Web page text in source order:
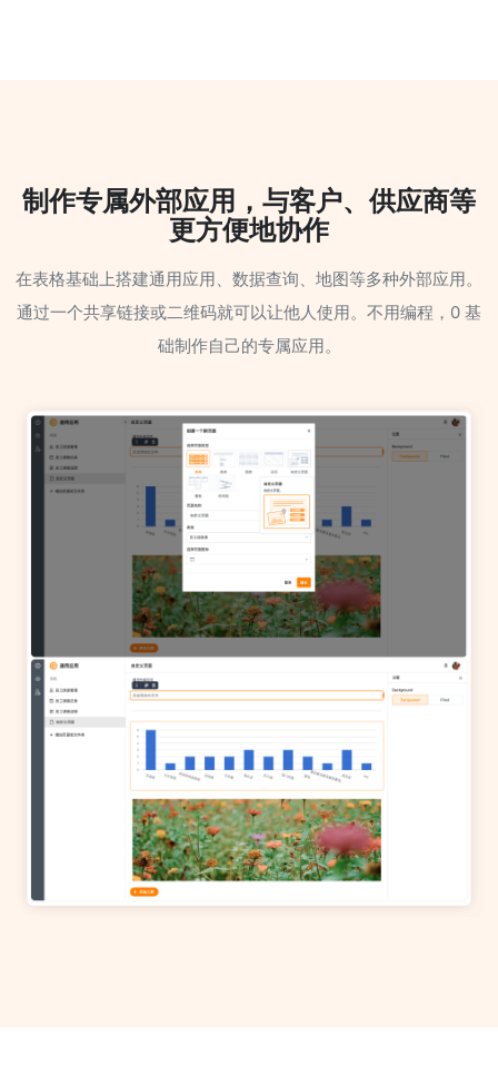
制作专属外部应用，与客户、供应商等
更方便地协作
在表格基础上搭建通用应用、数据查询、地图等多种外部应用。
通过一个共享链接或二维码就可以让他人使用。不用编程，0 基
础制作自己的专属应用。